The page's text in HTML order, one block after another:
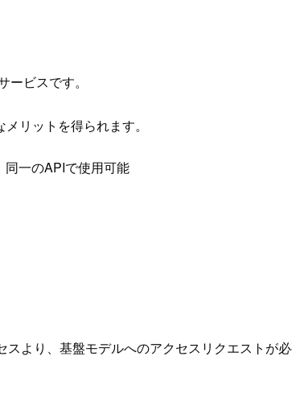
ビスです。
リットを得られます。
一のAPIで使用可能
より、基盤モデルへのアクセスリクエストが必